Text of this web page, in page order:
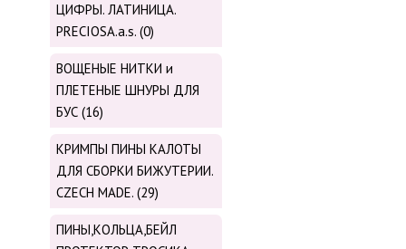
ЦИФРЫ. ЛАТИНИЦА.
PRECIOSA.a.s. (0)
ВОЩЕНЫЕ НИТКИ и
ПЛЕТЕНЫЕ ШНУРЫ ДЛЯ
БУС (16)
КРИМПЫ ПИНЫ КАЛОТЫ
ДЛЯ СБОРКИ БИЖУТЕРИИ.
CZECH MADE. (29)
ПИНЫ,КОЛЬЦА,БЕЙЛ